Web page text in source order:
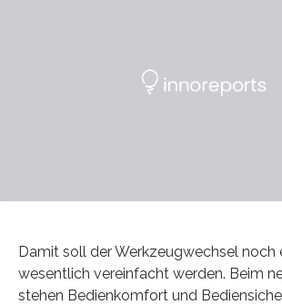
Damit soll der Werkzeugwechsel noch
wesentlich vereinfacht werden. Beim
stehen Bedienkomfort und